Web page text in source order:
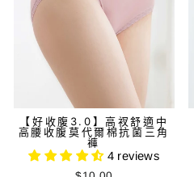
【好收腹3.0】高衩舒適中
高腰收腹莫代爾棉抗菌三角
褲
4 reviews